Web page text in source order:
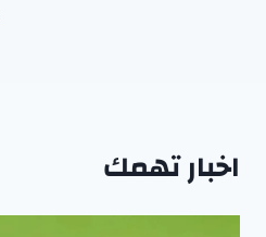
اخبار تهمك